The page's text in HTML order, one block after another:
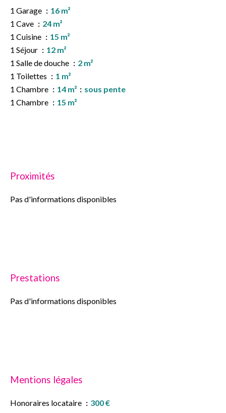
1 Garage
16 m²
1 Cave
24 m²
1 Cuisine
15 m²
1 Séjour
12 m²
1 Salle de douche
2 m²
1 Toilettes
1 m²
1 Chambre
14 m²
sous pente
1 Chambre
15 m²
Proximités
Pas d'informations disponibles
Prestations
Pas d'informations disponibles
Mentions légales
Honoraires locataire
300 €